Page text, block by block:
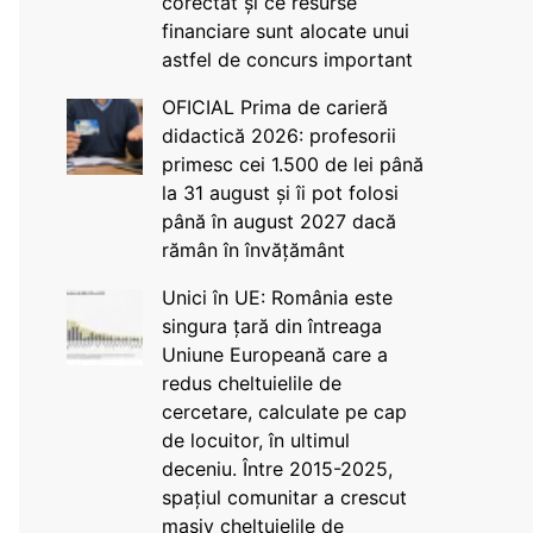
financiare sunt alocate unui
astfel de concurs important
OFICIAL Prima de carieră
didactică 2026: profesorii
primesc cei 1.500 de lei până
la 31 august și îi pot folosi
până în august 2027 dacă
rămân în învățământ
Unici în UE: România este
singura țară din întreaga
Uniune Europeană care a
redus cheltuielile de
cercetare, calculate pe cap
de locuitor, în ultimul
deceniu. Între 2015-2025,
spațiul comunitar a crescut
masiv cheltuielile de